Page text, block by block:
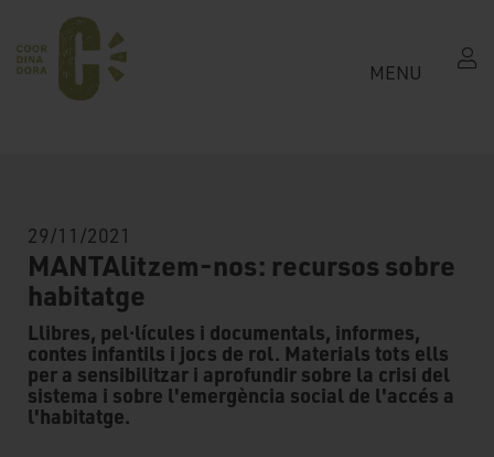
MENU
29/11/2021
MANTAlitzem-nos: recursos sobre
habitatge
Llibres, pel·lícules i documentals, informes,
contes infantils i jocs de rol. Materials tots ells
per a sensibilitzar i aprofundir sobre la crisi del
sistema i sobre l'emergència social de l'accés a
l'habitatge.